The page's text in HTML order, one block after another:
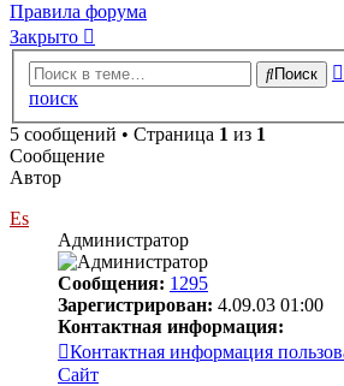
Правила форума
Закрыто
Поиск
поиск
5 сообщений • Страница 1 из 1
Сообщение
Автор
Es
Администратор
Сообщения: 1295
Зарегистрирован: 4.09.03 01:00
Контактная информация:
Контактная информация
Сайт